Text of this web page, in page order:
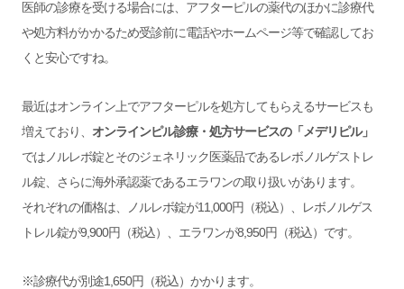
医師の診療を受ける場合には、アフターピルの薬代のほかに診療代
や処方料がかかるため受診前に電話やホームページ等で確認してお
くと安心ですね。
最近はオンライン上でアフターピルを処方してもらえるサービスも
増えており、 オンラインピル診療・処方サービスの「メデリピル」
ではノルレボ錠とそのジェネリック医薬品であるレボノルゲストレ
ル錠、さらに海外承認薬であるエラワンの取り扱いがあります。
それぞれの価格は、ノルレボ錠が11,000円（税込）、レボノルゲス
トレル錠が9,900円（税込）、エラワンが8,950円（税込）です。
※診療代が別途1,650円（税込）かかります。